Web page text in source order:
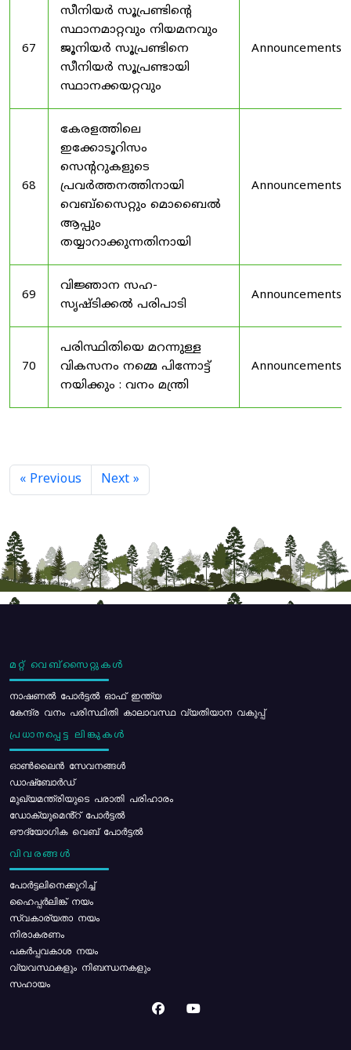
67
സീനിയർ സൂപ്രണ്ടിൻ്റെ
സ്ഥാനമാറ്റവും നിയമനവും
ജൂനിയർ സൂപ്രണ്ടിനെ
സീനിയർ സൂപ്രണ്ടായി
സ്ഥാനക്കയറ്റവും
Announcements
68
കേരളത്തിലെ
ഇക്കോടൂറിസം
സെന്ററുകളുടെ
പ്രവർത്തനത്തിനായി
വെബ്സൈറ്റും മൊബൈൽ
ആപ്പും
തയ്യാറാക്കുന്നതിനായി
Announcements
69
വിജ്ഞാന സഹ-
സൃഷ്ടിക്കൽ പരിപാടി
Announcements
70
പരിസ്ഥിതിയെ മറന്നുള്ള
വികസനം നമ്മെ പിന്നോട്ട്
നയിക്കും : വനം മന്ത്രി
Announcements
« Previous Next »
മറ്റ് വെബ്സൈറ്റുകൾ
നാഷണൽ പോർട്ടൽ ഓഫ് ഇന്ത്യ
കേന്ദ്ര വനം പരിസ്ഥിതി കാലാവസ്ഥ വ്യതിയാന വകുപ്പ്
പ്രധാനപ്പെട്ട ലിങ്കുകൾ
ഓൺലൈൻ സേവനങ്ങൾ
ഡാഷ്ബോർഡ്
മുഖ്യമന്ത്രിയുടെ പരാതി പരിഹാരം
ഡോക്യുമെൻ്റ് പോർട്ടൽ
ഔദ്യോഗിക വെബ് പോർട്ടൽ
വിവരങ്ങൾ
പോര്‍ട്ടലിനെക്കുറിച്ച്
ഹൈപ്പർലിങ്ക് നയം
സ്വകാര്യതാ നയം
നിരാകരണം
പകർപ്പവകാശ നയം
വ്യവസ്ഥകളും നിബന്ധനകളും
സഹായം